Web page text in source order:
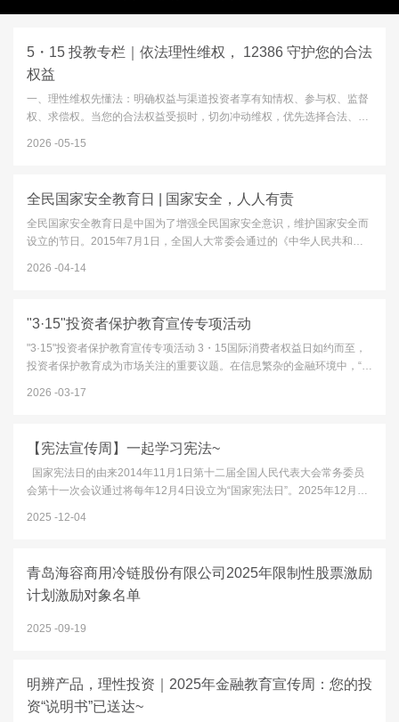
5・15 投教专栏｜依法理性维权， 12386 守护您的合法
权益
一、理性维权先懂法：明确权益与渠道投资者享有知情权、参与权、监督
权、求偿权。当您的合法权益受损时，切勿冲动维权，优先选择合法、正
2026 05-15
全民国家安全教育日 | 国家安全，人人有责
全民国家安全教育日是中国为了增强全民国家安全意识，维护国家安全而
设立的节日。2015年7月1日，全国人大常委会通过的《中华人民共和国
2026 04-14
"3·15"投资者保护教育宣传专项活动
"3·15"投资者保护教育宣传专项活动 3・15国际消费者权益日如约而至，
投资者保护教育成为市场关注的重要议题。在信息繁杂的金融环境中，“高
2026 03-17
【宪法宣传周】一起学习宪法~
国家宪法日的由来2014年11月1日第十二届全国人民代表大会常务委员
会第十一次会议通过将每年12月4日设立为“国家宪法日”。2025年12月4
2025 12-04
青岛海容商用冷链股份有限公司2025年限制性股票激励
计划激励对象名单
2025 09-19
明辨产品，理性投资｜2025年金融教育宣传周：您的投
资“说明书”已送达~